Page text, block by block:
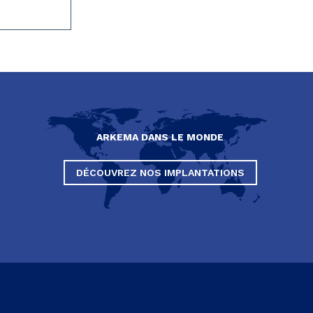
ARKEMA DANS LE MONDE
DÉCOUVREZ NOS IMPLANTATIONS